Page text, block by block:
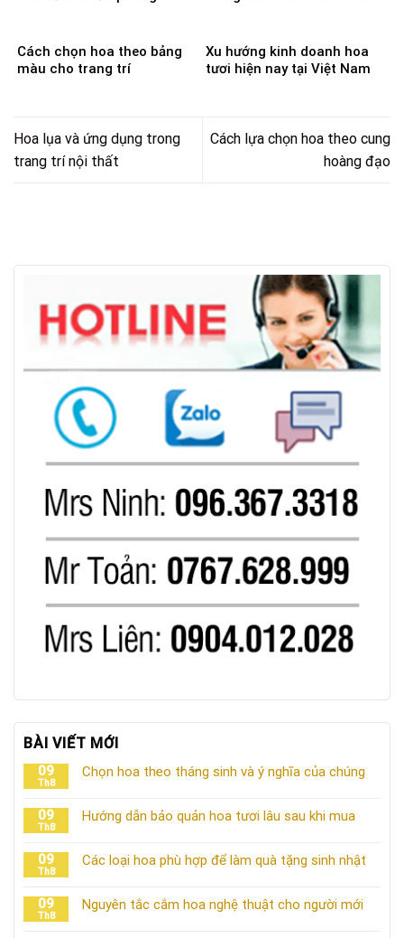
Cách chọn hoa theo bảng
màu cho trang trí
Xu hướng kinh doanh hoa
tươi hiện nay tại Việt Nam
Hoa lụa và ứng dụng trong
trang trí nội thất
Cách lựa chọn hoa theo cung
hoàng đạo
BÀI VIẾT MỚI
09
Th8
Chọn hoa theo tháng sinh và ý nghĩa của chúng
09
Th8
Hướng dẫn bảo quản hoa tươi lâu sau khi mua
09
Th8
Các loại hoa phù hợp để làm quà tặng sinh nhật
09
Th8
Nguyên tắc cắm hoa nghệ thuật cho người mới